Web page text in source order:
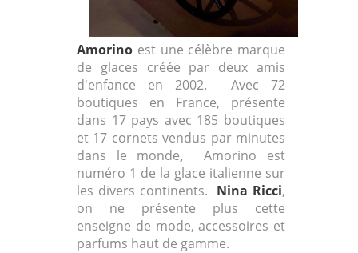
Amorino est une célèbre marque
de glaces créée par deux amis
d'enfance en 2002. Avec 72
boutiques en France, présente
dans 17 pays avec 185 boutiques
et 17 cornets vendus par minutes
dans le monde,
Amorino est
numéro 1 de la glace italienne sur
les divers continents. Nina Ricci,
on ne présente plus cette
enseigne de mode, accessoires et
parfums haut de gamme.